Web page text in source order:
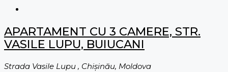
APARTAMENT CU 3 CAMERE, STR.
VASILE LUPU, BUIUCANI
Strada Vasile Lupu , Chișinău, Moldova